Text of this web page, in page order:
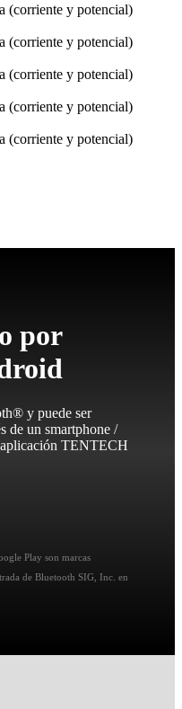
(corriente y potencial)
(corriente y potencial)
(corriente y potencial)
(corriente y potencial)
(corriente y potencial)
por
y puede ser
de un smartphone /
TENTECH
Play son marcas
de Bluetooth SIG, Inc. en